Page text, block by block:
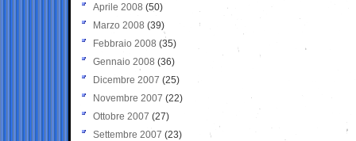
Aprile 2008 (50)
Marzo 2008 (39)
Febbraio 2008 (35)
Gennaio 2008 (36)
Dicembre 2007 (25)
Novembre 2007 (22)
Ottobre 2007 (27)
Settembre 2007 (23)